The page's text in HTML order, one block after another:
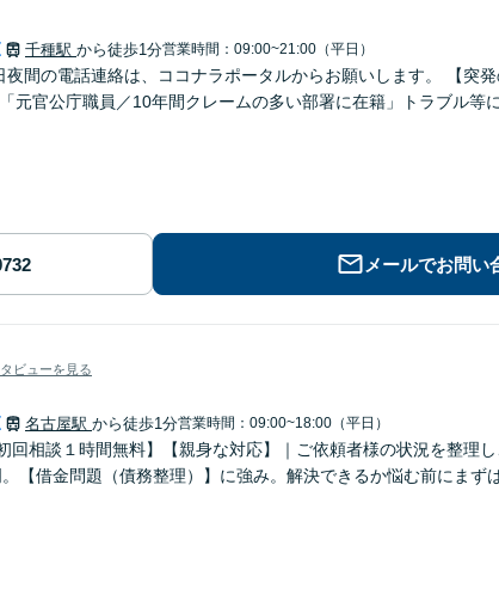
千種駅 から徒歩1分営業時間：09:00~21:00（平日）
連絡は、ココナラポータルからお願いします。 【突発の契約トラブルへの対応可
メールでお問い
ビューを見る
名古屋駅 から徒歩1分営業時間：09:00~18:00（平日）
回相談１時間無料】【親身な対応】｜ご依頼者様の状況を整理
【借金問題（債務整理）】に強み。解決できるか悩む前にまず